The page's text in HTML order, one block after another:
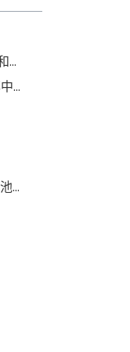
LED街燈 vs. 傳統街燈：流明和瓦特的比較
流明在提高LED街道照明效率中的作用
LED街燈的智能功能：從光電池到運動傳感器